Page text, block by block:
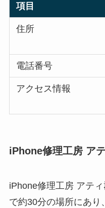
項目
住所
電話番号
アクセス情報
iPhone修理工房 ア
iPhone修理工房 アテ
で約30分の場所にあ